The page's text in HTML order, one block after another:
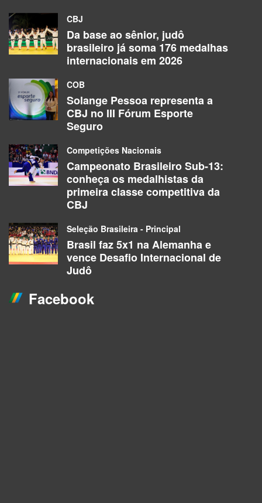
CBJ
Da base ao sênior, judô
brasileiro já soma 176 medalhas
internacionais em 2026
COB
Solange Pessoa representa a
CBJ no III Fórum Esporte
Seguro
Competições Nacionais
Campeonato Brasileiro Sub-13:
conheça os medalhistas da
primeira classe competitiva da
CBJ
Seleção Brasileira - Principal
Brasil faz 5x1 na Alemanha e
vence Desafio Internacional de
Judô
Facebook